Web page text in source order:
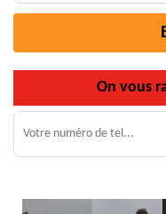
On vous